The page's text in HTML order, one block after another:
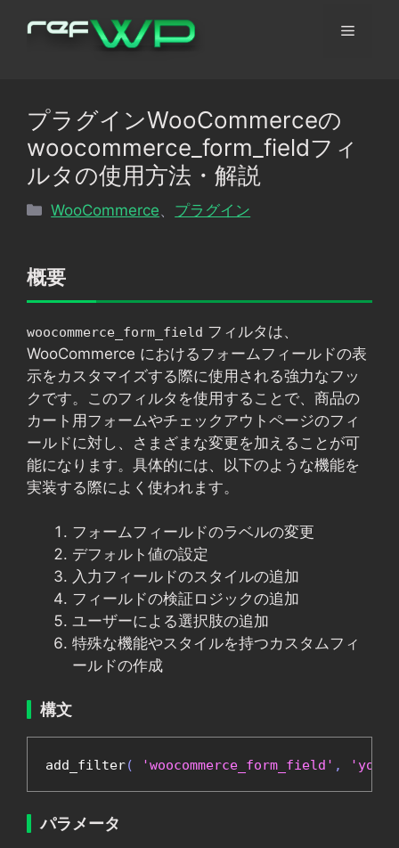
メ
プラグインWooCommerceの
woocommerce_form_fieldフィ
ルタの使用方法・解説
カ
リ
WooCommerce プラグイン
概要
woocommerce_form_field フィルタは、
WooCommerce におけるフォームフィールドの表
示をカスタマイズする際に使用される強力なフッ
クです。このフィルタを使用することで、商品の
カート用フォームやチェックアウトページのフィ
ールドに対し、さまざまな変更を加えることが可
能になります。具体的には、以下のような機能を
実装する際によく使われます。
フォームフィールドのラベルの変更
デフォルト値の設定
入力フィールドのスタイルの追加
フィールドの検証ロジックの追加
ユーザーによる選択肢の追加
特殊な機能やスタイルを持つカスタムフィ
ールドの作成
構文
add_filter( 'woocommerce_form_field' ,
パラメータ